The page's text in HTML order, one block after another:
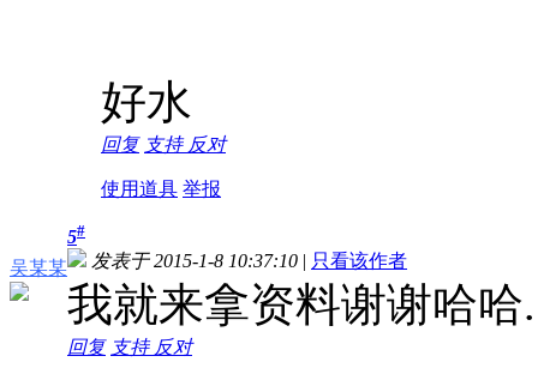
好水
回复 支持 反对
使用道具 举报
吴某某
5#
发表于 2015-1-8 10:37:10 | 只看该作者
我就来拿资料谢谢哈哈
回复 支持 反对